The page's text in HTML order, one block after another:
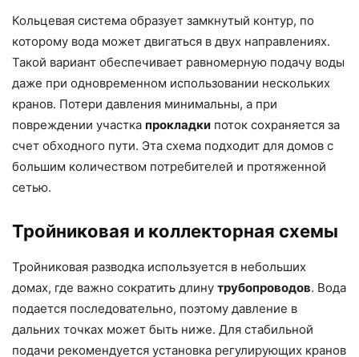
Кольцевая система образует замкнутый контур, по
которому вода может двигаться в двух направлениях.
Такой вариант обеспечивает равномерную подачу воды
даже при одновременном использовании нескольких
кранов. Потери давления минимальны, а при
повреждении участка прокладки поток сохраняется за
счет обходного пути. Эта схема подходит для домов с
большим количеством потребителей и протяженной
сетью.
Тройниковая и коллекторная схемы
Тройниковая разводка используется в небольших
домах, где важно сократить длину трубопроводов. Вода
подается последовательно, поэтому давление в
дальних точках может быть ниже. Для стабильной
подачи рекомендуется установка регулирующих кранов